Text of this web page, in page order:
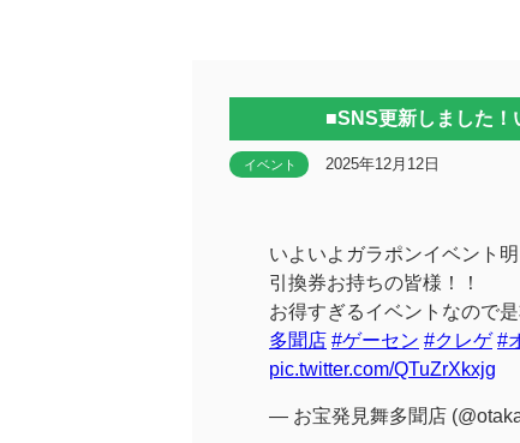
■SNS更新しました！
イベント 2025年12月12日
いよいよガラポンイベント
引換券お持ちの皆様！！
お得すぎるイベントなので
多聞店 #ゲーセン #クレゲ #
pic.twitter.com/QTuZrXkxjg
— お宝発見舞多聞店